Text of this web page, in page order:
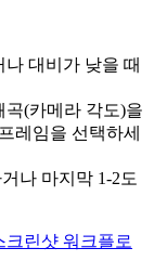
대비가 낮을 때
곡(카메라 각도)을
레임을 선택하세
나 마지막 1-2도
린샷 워크플로